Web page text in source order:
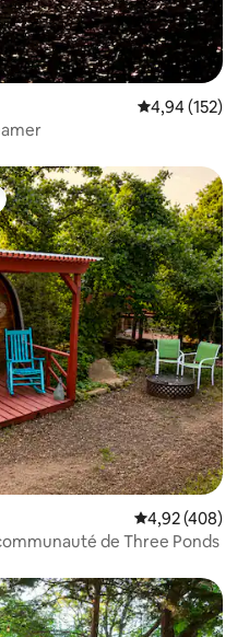
Évaluation
4,94 (152)
plus appréciés
Évaluation
4,92 (408)
de Three Ponds